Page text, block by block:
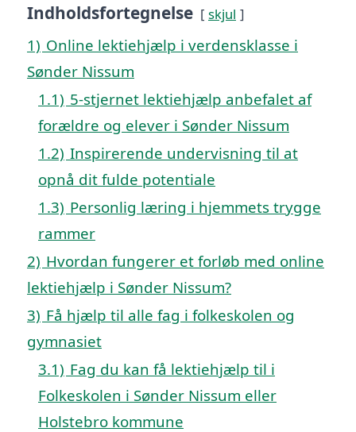
Indholdsfortegnelse skjul
1) Online lektiehjælp i verdensklasse i
Sønder Nissum
1.1) 5-stjernet lektiehjælp anbefalet af
forældre og elever i Sønder Nissum
1.2) Inspirerende undervisning til at
opnå dit fulde potentiale
1.3) Personlig læring i hjemmets trygge
rammer
2) Hvordan fungerer et forløb med online
lektiehjælp i Sønder Nissum?
3) Få hjælp til alle fag i folkeskolen og
gymnasiet
3.1) Fag du kan få lektiehjælp til i
Folkeskolen i Sønder Nissum eller
Holstebro kommune